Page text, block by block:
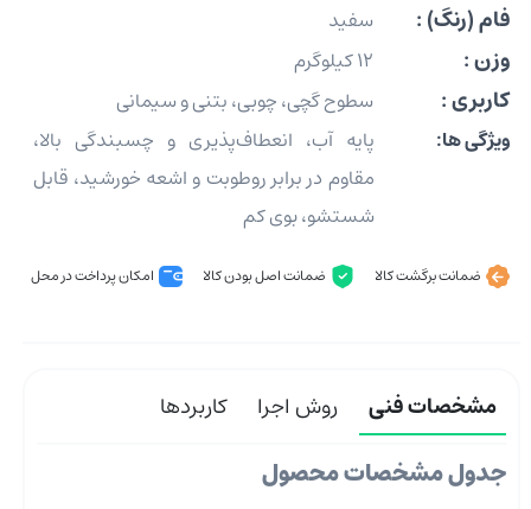
فام (رنگ) : سفید
وزن : 12 کیلوگرم
کاربری :
سطوح گچی، چوبی، بتنی و سیمانی
ویژگی ها:
پایه آب، انعطاف‌پذیری و چسبندگی بالا،
مقاوم در برابر روطوبت و اشعه خورشید، قابل
شستشو، بوی کم
ضمانت برگشت کالا ضمانت اصل بودن کالا امکان پرداخت در محل
مشخصات فنی روش اجرا کاربردها
جدول مشخصات محصول